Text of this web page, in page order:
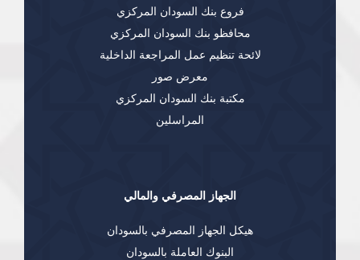
فروع بنك السودان المركزي
محافظو بنك السودان المركزي
لائحة تنظيم عمل المراجعة الداخلية
معرض صور
مكتبة بنك السودان المركزي
المراسلين
الجهاز المصرفي والمالي
هيكل الجهاز المصرفي بالسودان
البنوك العاملة بالسودان